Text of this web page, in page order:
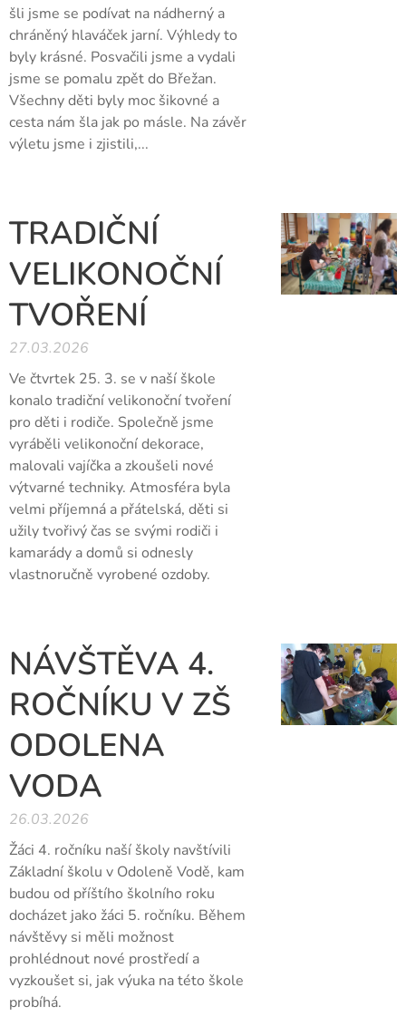
šli jsme se podívat na nádherný a
chráněný hlaváček jarní. Výhledy to
byly krásné. Posvačili jsme a vydali
jsme se pomalu zpět do Břežan.
Všechny děti byly moc šikovné a
cesta nám šla jak po másle. Na závěr
výletu jsme i zjistili,...
TRADIČNÍ
VELIKONOČNÍ
TVOŘENÍ
27.03.2026
Ve čtvrtek 25. 3. se v naší škole
konalo tradiční velikonoční tvoření
pro děti i rodiče. Společně jsme
vyráběli velikonoční dekorace,
malovali vajíčka a zkoušeli nové
výtvarné techniky. Atmosféra byla
velmi příjemná a přátelská, děti si
užily tvořivý čas se svými rodiči i
kamarády a domů si odnesly
vlastnoručně vyrobené ozdoby.
NÁVŠTĚVA 4.
ROČNÍKU V ZŠ
ODOLENA
VODA
26.03.2026
Žáci 4. ročníku naší školy navštívili
Základní školu v Odoleně Vodě, kam
budou od příštího školního roku
docházet jako žáci 5. ročníku. Během
návštěvy si měli možnost
prohlédnout nové prostředí a
vyzkoušet si, jak výuka na této škole
probíhá.